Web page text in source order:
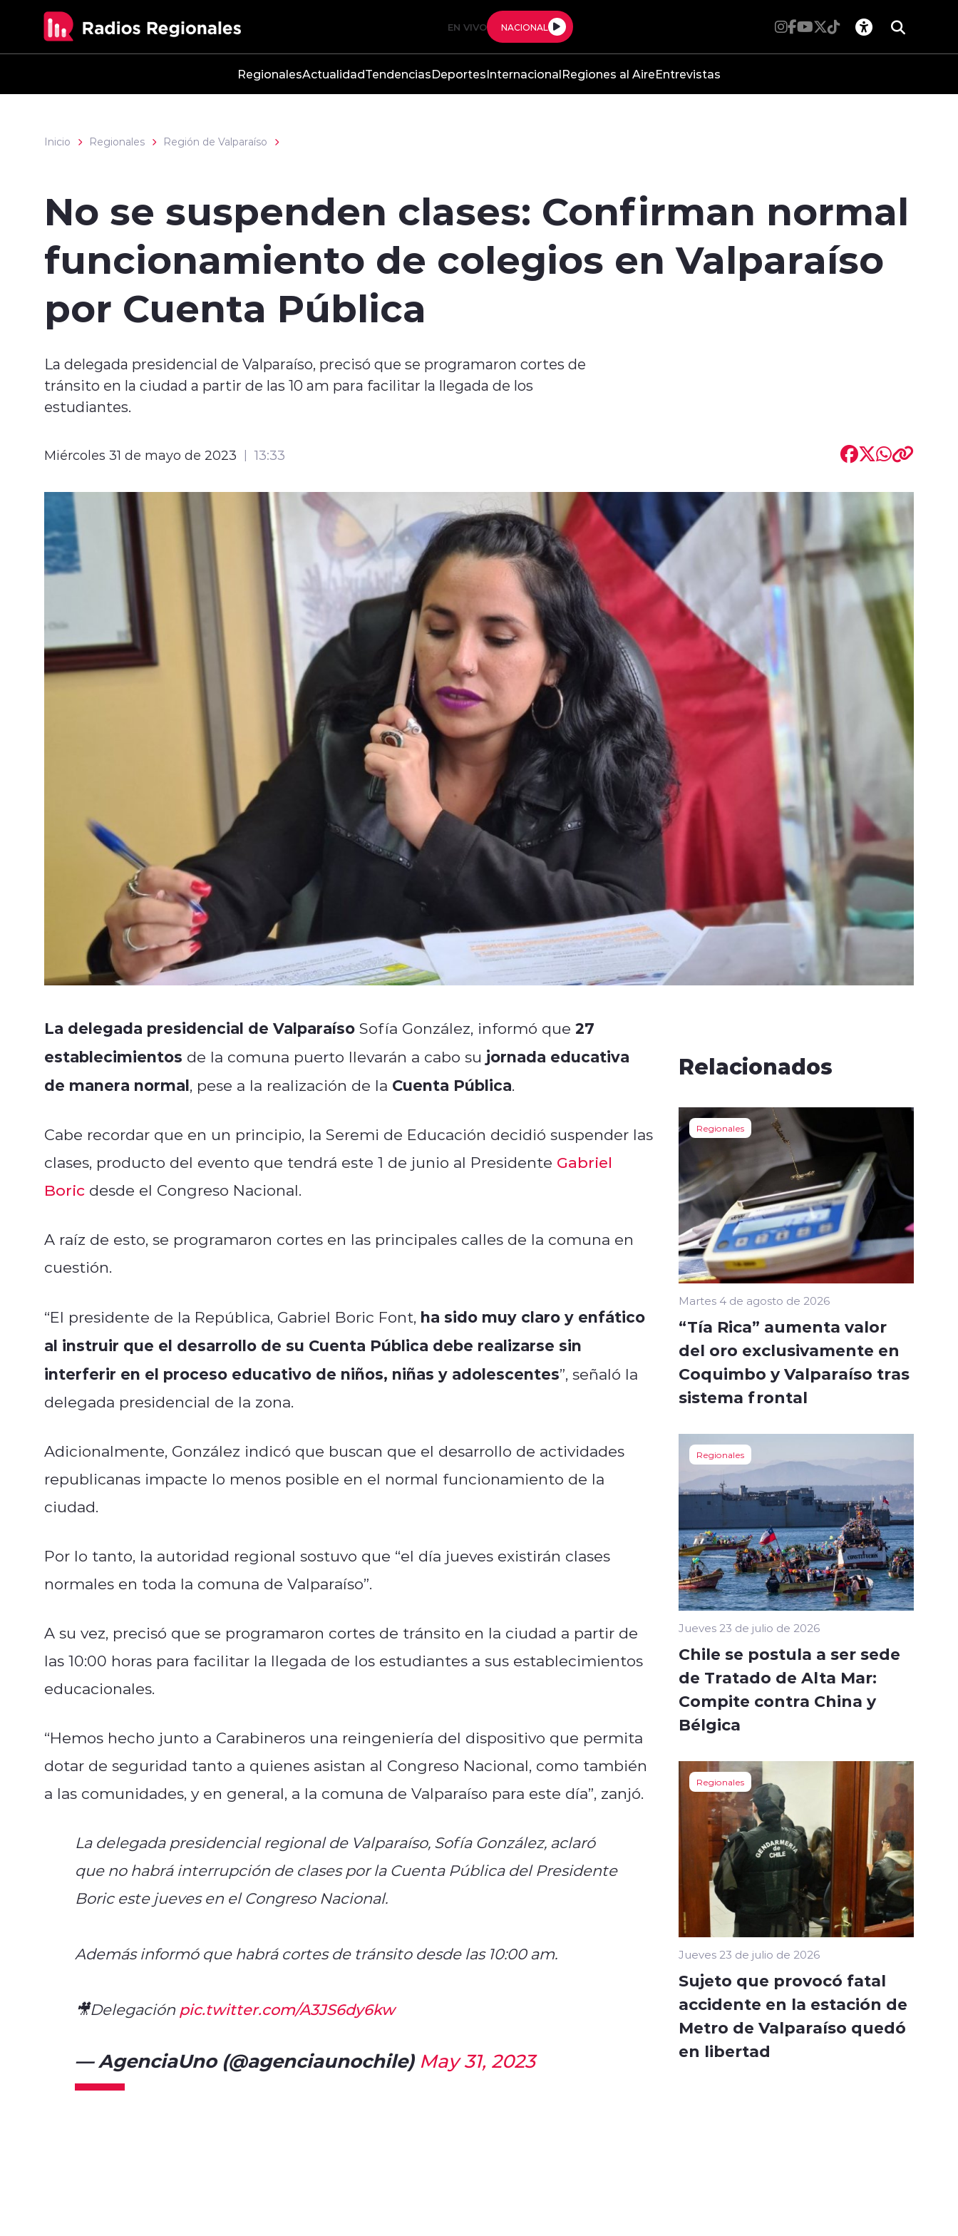
EN VIVO NACIONAL
RegionalesActualidadTendenciasDeportesInternacionalRegiones al AireEntrevistas
Inicio Regionales Región de Valparaíso
No se suspenden clases: Confirman normal
funcionamiento de colegios en Valparaíso
por Cuenta Pública
La delegada presidencial de Valparaíso, precisó que se programaron cortes de
tránsito en la ciudad a partir de las 10 am para facilitar la llegada de los
estudiantes.
Miércoles 31 de mayo de 2023 13:33
La delegada presidencial de Valparaíso Sofía González, informó que 27
establecimientos de la comuna puerto llevarán a cabo su jornada educativa
de manera normal, pese a la realización de la Cuenta Pública.
Cabe recordar que en un principio, la Seremi de Educación decidió suspender las
clases, producto del evento que tendrá este 1 de junio al Presidente Gabriel
Boric desde el Congreso Nacional.
A raíz de esto, se programaron cortes en las principales calles de la comuna en
cuestión.
“El presidente de la República, Gabriel Boric Font, ha sido muy claro y enfático
al instruir que el desarrollo de su Cuenta Pública debe realizarse sin
interferir en el proceso educativo de niños, niñas y adolescentes”, señaló la
delegada presidencial de la zona.
Adicionalmente, González indicó que buscan que el desarrollo de actividades
republicanas impacte lo menos posible en el normal funcionamiento de la
ciudad.
Por lo tanto, la autoridad regional sostuvo que “el día jueves existirán clases
normales en toda la comuna de Valparaíso”.
A su vez, precisó que se programaron cortes de tránsito en la ciudad a partir de
las 10:00 horas para facilitar la llegada de los estudiantes a sus establecimientos
educacionales.
“Hemos hecho junto a Carabineros una reingeniería del dispositivo que permita
dotar de seguridad tanto a quienes asistan al Congreso Nacional, como también
a las comunidades, y en general, a la comuna de Valparaíso para este día”, zanjó.
La delegada presidencial regional de Valparaíso, Sofía González, aclaró
que no habrá interrupción de clases por la Cuenta Pública del Presidente
Boric este jueves en el Congreso Nacional.
Además informó que habrá cortes de tránsito desde las 10:00 am.
🎥Delegación pic.twitter.com/A3JS6dy6kw
— AgenciaUno (@agenciaunochile) May 31, 2023
Relacionados
Regionales
Martes 4 de agosto de 2026
“Tía Rica” aumenta valor
del oro exclusivamente en
Coquimbo y Valparaíso tras
sistema frontal
Regionales
Jueves 23 de julio de 2026
Chile se postula a ser sede
de Tratado de Alta Mar:
Compite contra China y
Bélgica
Regionales
Jueves 23 de julio de 2026
Sujeto que provocó fatal
accidente en la estación de
Metro de Valparaíso quedó
en libertad